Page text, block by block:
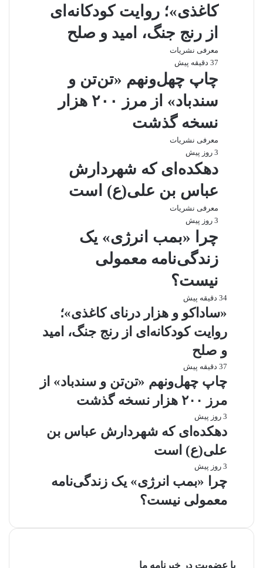
کاغذی»؛ روایت کودکانه‌ای
از رنج جنگ، امید و صلح
معرفی نشریات
37 دقیقه پیش
چاپ چهل‌ونهم «تن‌تن و
سندباد» از مرز ۲۰۰ هزار
نسخه گذشت
معرفی نشریات
3 روز پیش
دهکده‌ای که شهردارش
عباس بن علی(ع) است
معرفی نشریات
3 روز پیش
چرا «بمب انرژی» یک
زندگی‌نامه معمولی
نیست؟
34 دقیقه پیش
«ساداکو و هزار درنای کاغذی»؛
روایت کودکانه‌ای از رنج جنگ، امید
و صلح
37 دقیقه پیش
چاپ چهل‌ونهم «تن‌تن و سندباد» از
مرز ۲۰۰ هزار نسخه گذشت
3 روز پیش
دهکده‌ای که شهردارش عباس بن
علی(ع) است
3 روز پیش
چرا «بمب انرژی» یک زندگی‌نامه
معمولی نیست؟
با عضویت در خبرنامه ما